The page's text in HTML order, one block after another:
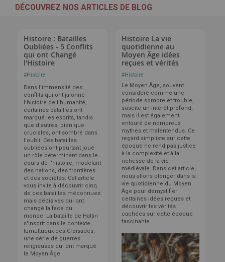
DÉCOUVREZ NOS ARTICLES DE BLOG
Histoire : Batailles
Oubliées - 5 Conflits
qui ont Changé
l'Histoire
#Histoire
Dans l'immensité des
conflits qui ont jalonné
l'histoire de l'humanité,
certaines batailles ont
marqué les esprits, tandis
que d'autres, bien que
cruciales, ont sombré dans
l'oubli. Ces batailles
oubliées ont pourtant joué
un rôle déterminant dans le
cours de l'histoire, modelant
des nations, des frontières
et des sociétés. Cet article
vous invite à découvrir cinq
de ces batailles méconnues
mais décisives qui ont
changé la face du
monde. La bataille de Hattin
s'inscrit dans le contexte
tumultueux des Croisades,
une série de guerres
religieuses qui ont marqué
le Moyen Âge.
Histoire La vie
quotidienne au
Moyen Âge idées
reçues et vérités
#Histoire
Le Moyen Âge, souvent
considéré comme une
période sombre et trouble,
suscite un intérêt profond,
mais il est également
entouré de nombreux
mythes et malentendus. Ce
regard simpliste sur cette
époque ne rend pas justice
à la complexité et à la
richesse de la vie
médiévale. Dans cet article,
nous allons plonger dans la
vie quotidienne du Moyen
Âge pour démystifier
certaines idées reçues et
découvrir les vérités
cachées sur cette époque
fascinante